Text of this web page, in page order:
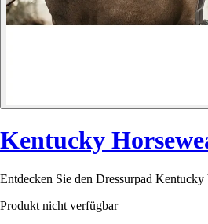
Kentucky
Entdecken Sie den Dressurpad
Produkt nicht verfügbar